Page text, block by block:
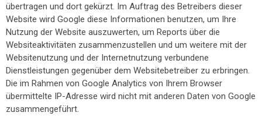
übertragen und dort gekürzt. Im Auftrag des Betreibers dieser
Website wird Google diese Informationen benutzen, um Ihre
Nutzung der Website auszuwerten, um Reports über die
Websiteaktivitäten zusammenzustellen und um weitere mit der
Websitenutzung und der Internetnutzung verbundene
Dienstleistungen gegenüber dem Websitebetreiber zu erbringen.
Die im Rahmen von Google Analytics von Ihrem Browser
übermittelte IP-Adresse wird nicht mit anderen Daten von Google
zusammengeführt.